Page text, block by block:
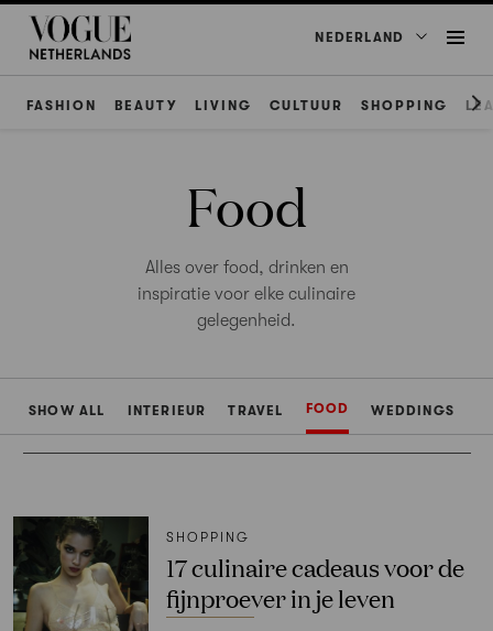
NEDERLAND
FASHION BEAUTY LIVING CULTUUR SHOPPING
Food
Alles over food, drinken en
inspiratie voor elke culinaire
gelegenheid.
SHOW ALL INTERIEUR TRAVEL FOOD WEDDINGS
SHOPPING
17 culinaire cadeaus voor de
fijnproever in je leven